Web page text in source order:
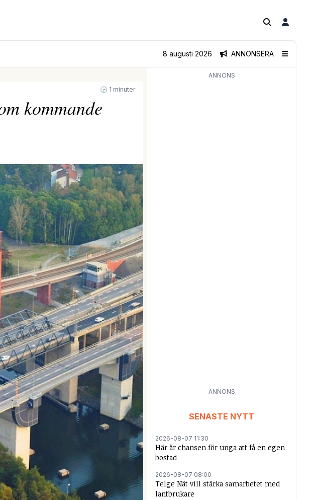
ANNONSERA
8 augusti 2026
🕝 1 minuter
kommande
ANNONS
ANNONS
SENASTE NYTT
2026-08-07 11:30
Här är chansen för unga att få en egen
bostad
2026-08-07 08:00
Telge Nät vill stärka samarbetet med
lantbrukare